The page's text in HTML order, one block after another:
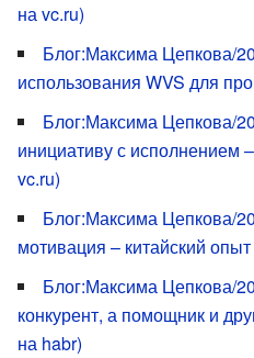
на vc.ru)
Блог:Максима Цепкова/
использования WVS для
Блог:Максима Цепкова/
инициативу с исполнением
vc.ru)
Блог:Максима Цепкова/
мотивация – китайский
Блог:Максима Цепкова/
конкурент, а помощник и
на habr)